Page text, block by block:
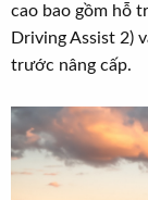
cao bao gồm hỗ
Driving Assist 2)
trước nâng cấp.